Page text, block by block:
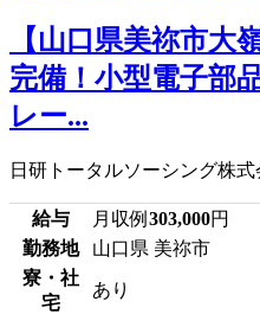
【山口県美祢市大
完備！小型電子部
レー...
日研トータルソーシング株式
給与 月収例 303,000円
勤務地
山口県 美祢市
寮・社
宅
あり